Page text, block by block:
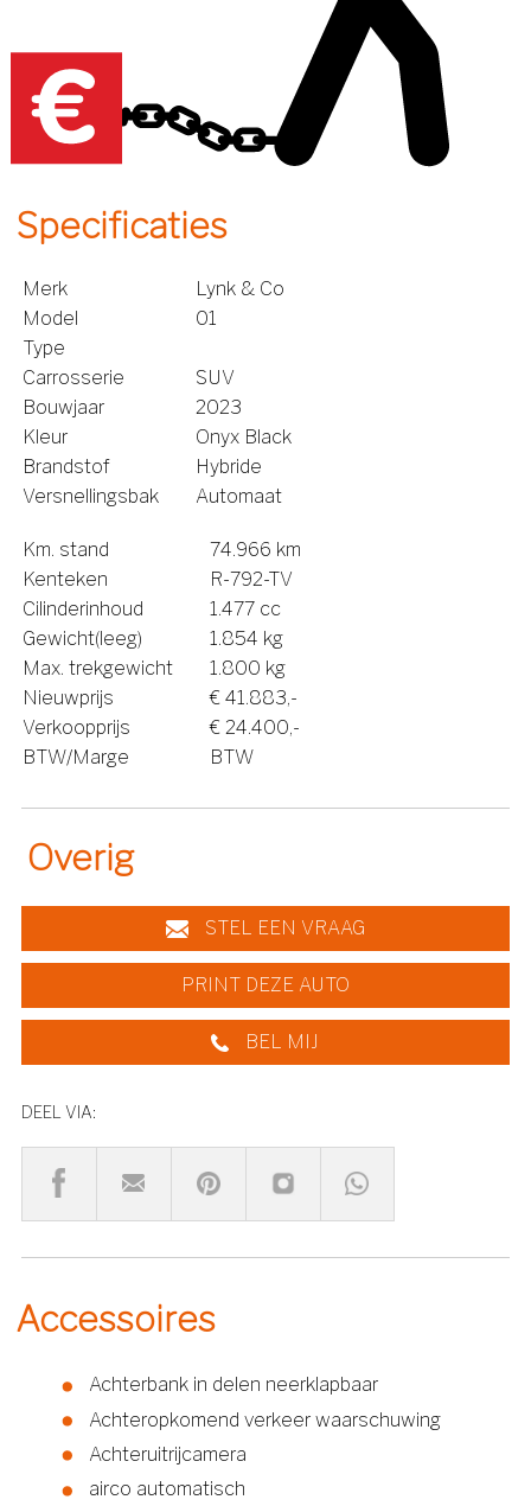
Specificaties
Merk
Lynk & Co
Model
01
Type
Carrosserie
SUV
Bouwjaar
2023
Kleur
Onyx Black
Brandstof
Hybride
Versnellingsbak
Automaat
Km. stand
74.966 km
Kenteken
R-792-TV
Cilinderinhoud
1.477 cc
Gewicht(leeg)
1.854 kg
Max. trekgewicht
1.800 kg
Nieuwprijs
€ 41.883,-
Verkoopprijs
€ 24.400,-
BTW/Marge
BTW
Overig
STEL EEN VRAAG
PRINT DEZE AUTO
BEL MIJ
DEEL VIA:
Accessoires
Achterbank in delen neerklapbaar
Achteropkomend verkeer waarschuwing
Achteruitrijcamera
airco automatisch